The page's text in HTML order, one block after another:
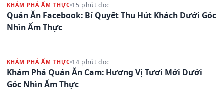
KHÁM PHÁ ẨM THỰC 15 phút đọc
Quán Ăn Facebook: Bí Quyết Thu Hút Khách Dưới Góc
Nhìn Ẩm Thực
KHÁM PHÁ ẨM THỰC 14 phút đọc
Khám Phá Quán Ăn Cam: Hương Vị Tươi Mới Dưới
Góc Nhìn Ẩm Thực